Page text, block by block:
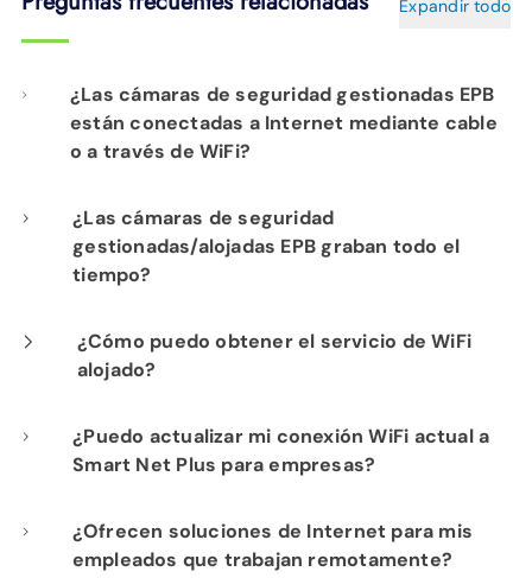
Expandir todo
¿Las cámaras de seguridad gestionadas EPB
están conectadas a Internet mediante cable
o a través de WiFi?
Nuestra instalación profesional incluye el
cableado de cada cámara a su
infraestructura de red de fibra para un
¿Las cámaras de seguridad
gestionadas/alojadas EPB graban todo el
tiempo?
Sí. Los productos de seguridad gestionada y
cámaras alojadas de EPB proporcionan
su negocio para su tranquilidad.
¿Cómo puedo obtener el servicio de WiFi
alojado?
Si ya es cliente de Internet de Fi-Speed, con
gusto le mostraremos las ventajas de
Comuníquese con nuestro departamento de
¿Puedo actualizar mi conexión WiFi actual a
Smart Net Plus para empresas?
¡Sí! Si actualmente tiene Smart Network for
Business, puede actualizar fácilmente a Smart
¿Ofrecen soluciones de Internet para mis
empleados que trabajan remotamente?